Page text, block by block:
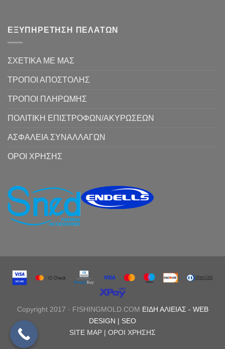
ΕΞΥΠΗΡΕΤΗΣΗ ΠΕΛΑΤΩΝ
ΣΧΕΤΙΚΑ ΜΕ ΜΑΣ
ΤΡΟΠΟΙ ΑΠΟΣΤΟΛΗΣ
ΤΡΟΠΟΙ ΠΛΗΡΩΜΗΣ
ΠΟΛΙΤΙΚΗ ΕΠΙΣΤΡΟΦΩΝ/ΑΚΥΡΩΣΕΩΝ
ΑΣΦΑΛΕΙΑ ΣΥΝΑΛΛΑΓΩΝ
ΟΡΟΙ ΧΡΗΣΗΣ
Copyright 2017 · FISHINGMOLD.COM ΕΙΔΗ ΑΛΙΕΙΑΣ - WEB
DESIGN | SEO
SITE MAP | ΟΡΟΙ ΧΡΗΣΗΣ